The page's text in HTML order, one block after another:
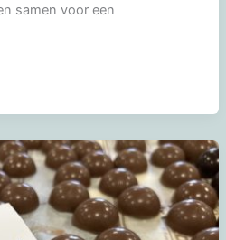
samen voor een